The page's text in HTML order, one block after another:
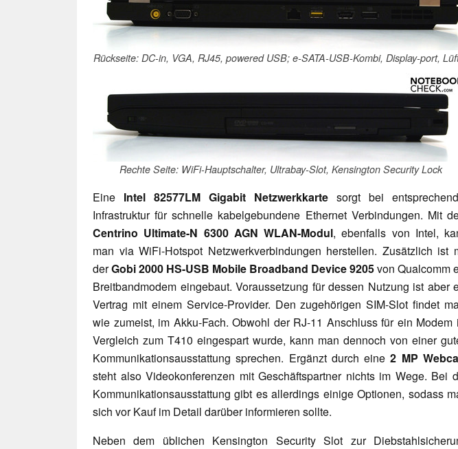
Rückseite: DC-in, VGA, RJ45, powered USB; e-SATA-USB-Kombi, Display-port,
Rechte Seite: WiFi-Hauptschalter, Ultrabay-Slot, Kensington Security Lock
Eine Intel 82577LM Gigabit Netzwerkkarte sorgt bei
Infrastruktur für schnelle kabelgebundene Ethernet Verbindungen. Mit
Centrino Ultimate-N 6300 AGN WLAN-Modul, ebenfalls von Intel,
man via WiFi-Hotspot Netzwerkverbindungen herstellen. Zusätzlich ist
derGobi 2000 HS-USB Mobile Broadband Device 9205von Qualcomm
Breitbandmodem eingebaut. Voraussetzung für dessen Nutzung ist aber
Vertrag mit einem Service-Provider. Den zugehörigen SIM-Slot findet
wie zumeist, im Akku-Fach. Obwohl der RJ-11 Anschluss für ein Modem
Vergleich zum T410 eingespart wurde, kann man dennoch von einer
Kommunikationsausstattung sprechen. Ergänzt durch eine2 MP
steht also Videokonferenzen mit Geschäftspartner nichts im Wege. Bei
Kommunikationsausstattung gibt es allerdings einige Optionen, sodass
sich vor Kauf im Detail darüber informieren sollte.
Neben dem üblichen Kensington Security Slot zur